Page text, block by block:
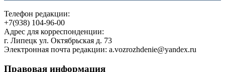
Телефон редакции:
+7(938) 104-96-00
Адрес для корреспонденции:
г. Липецк ул. Октябрьская д. 73
Электронная почта редакции: a.vozrozhdenie@yandex.ru
Правовая информация